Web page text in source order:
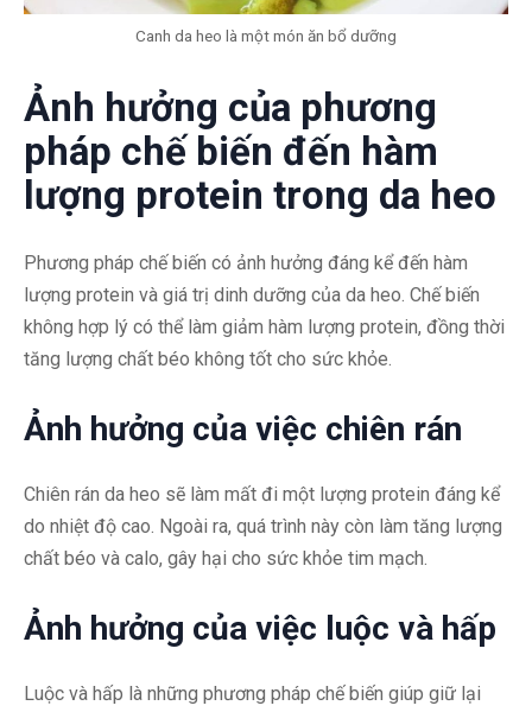
Canh da heo là một món ăn bổ dưỡng
Ảnh hưởng của phương
pháp chế biến đến hàm
lượng protein trong da heo
Phương pháp chế biến có ảnh hưởng đáng kể đến hàm
lượng protein và giá trị dinh dưỡng của da heo. Chế biến
không hợp lý có thể làm giảm hàm lượng protein, đồng thời
tăng lượng chất béo không tốt cho sức khỏe.
Ảnh hưởng của việc chiên rán
Chiên rán da heo sẽ làm mất đi một lượng protein đáng kể
do nhiệt độ cao. Ngoài ra, quá trình này còn làm tăng lượng
chất béo và calo, gây hại cho sức khỏe tim mạch.
Ảnh hưởng của việc luộc và hấp
Luộc và hấp là những phương pháp chế biến giúp giữ lại